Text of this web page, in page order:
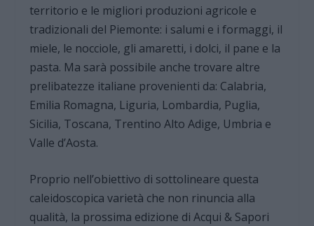
territorio e le migliori produzioni agricole e
tradizionali del Piemonte: i salumi e i formaggi, il
miele, le nocciole, gli amaretti, i dolci, il pane e la
pasta. Ma sarà possibile anche trovare altre
prelibatezze italiane provenienti da: Calabria,
Emilia Romagna, Liguria, Lombardia, Puglia,
Sicilia, Toscana, Trentino Alto Adige, Umbria e
Valle d’Aosta.
Proprio nell’obiettivo di sottolineare questa
caleidoscopica varietà che non rinuncia alla
qualità, la prossima edizione di Acqui & Sapori